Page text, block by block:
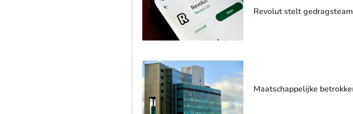
Revolut stelt
Maatschappelijke